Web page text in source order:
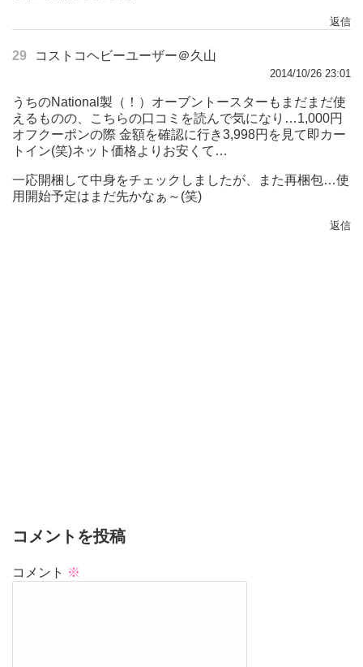
返信
29 コストコヘビーユーザー＠久山
2014/10/26 23:01
うちのNational製（！）オーブントースターもまだまだ使
えるものの、こちらの口コミを読んで気になり…1,000円
オフクーポンの際 金額を確認に行き3,998円を見て即カー
トイン(笑)ネット価格よりお安くて…
一応開梱して中身をチェックしましたが、また再梱包…使
用開始予定はまだ先かなぁ～(笑)
返信
コメントを投稿
コメント ※